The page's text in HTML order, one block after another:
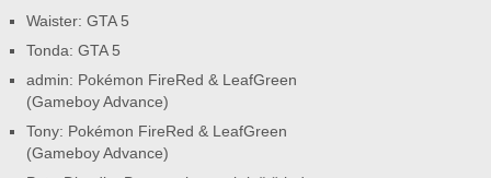
Waister: GTA 5
Tonda: GTA 5
admin: Pokémon FireRed & LeafGreen
(Gameboy Advance)
Tony: Pokémon FireRed & LeafGreen
(Gameboy Advance)